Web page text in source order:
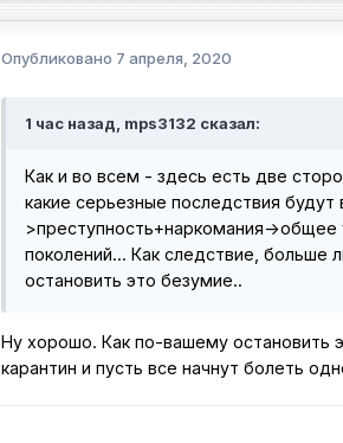
Опубликовано 7 апреля, 2020
1 час назад, mps3132 сказал:
Как и во всем - здесь есть две
какие серьезные последствия
>преступность+наркомания-
поколений... Как следствие, больше
остановить это безумие..
Ну хорошо. Как по-вашему остановить
карантин и пусть все начнут болеть